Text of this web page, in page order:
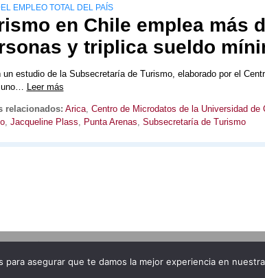
EMPLEO TOTAL DEL PAÍS
en Chile emplea más
y triplica sueldo
un estudio de la Subsecretaría de Turismo, elaborado por el
Leer más
relacionados: Arica, Centro de Microdatos de la Universidad de
, Jacqueline Plass Punta Arenas Subsecretaría de Turismo
para asegurar que te damos la mejor experiencia en